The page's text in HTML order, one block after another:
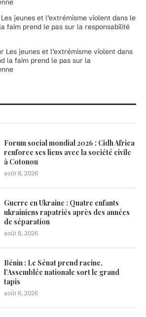
Les jeunes et l’extrémisme violent dans le
faim prend le pas sur la responsabilité
Les jeunes et l’extrémisme violent dans
la faim prend le pas sur la
Forum social mondial 2026 : Cidh Africa
renforce ses liens avec la société civile
à Cotonou
août 8, 2026
Guerre en Ukraine : Quatre enfants
ukrainiens rapatriés après des années
de séparation
août 8, 2026
Bénin : Le Sénat prend racine,
l’Assemblée nationale sort le grand
tapis
août 6, 2026